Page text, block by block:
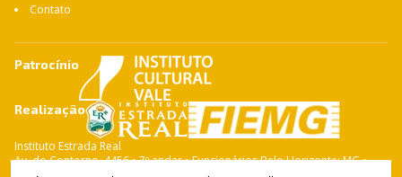
Contato
Patrocínio
Realização
Instituto Estrada Real
Av. do Contorno, 4456 • 7º andar • Funcionários Belo Horizonte: MG •